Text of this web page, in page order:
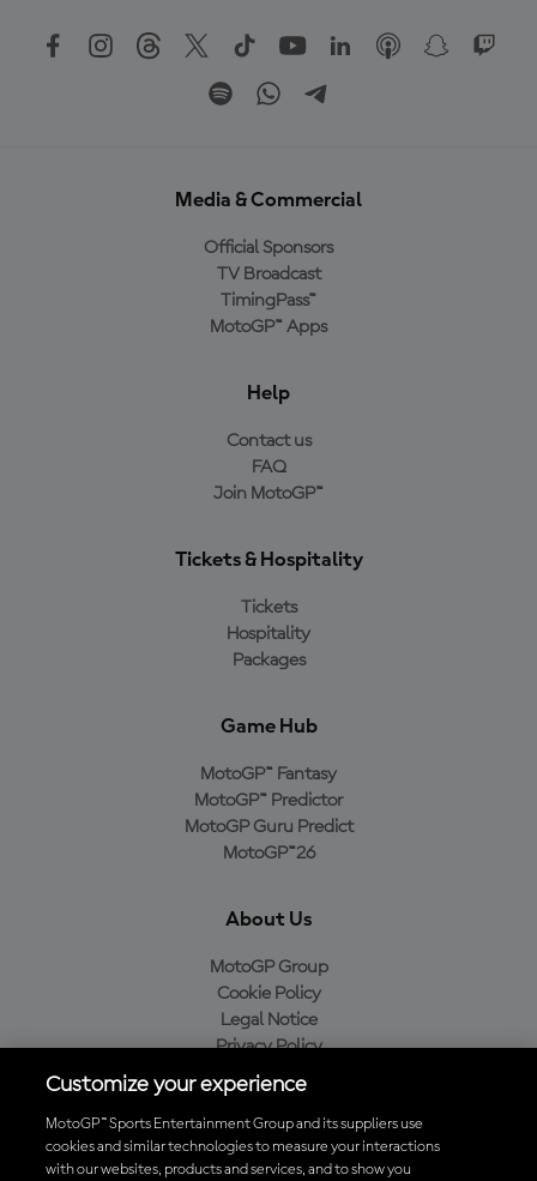
Media & Commercial
Official Sponsors
TV Broadcast
TimingPass™
MotoGP™ Apps
Help
Contact us
FAQ
Join MotoGP™
Tickets & Hospitality
Tickets
Hospitality
Packages
Game Hub
MotoGP™ Fantasy
MotoGP™ Predictor
MotoGP Guru Predict
MotoGP™26
About Us
MotoGP Group
Cookie Policy
Legal Notice
Privacy Policy
Purchase Policy
Baixe o aplicativo oficial da MotoGP™
Customize your experience
MotoGP™ Sports Entertainment Group and its suppliers use
cookies and similar technologies to measure your interactions
with our websites, products and services, and to show you